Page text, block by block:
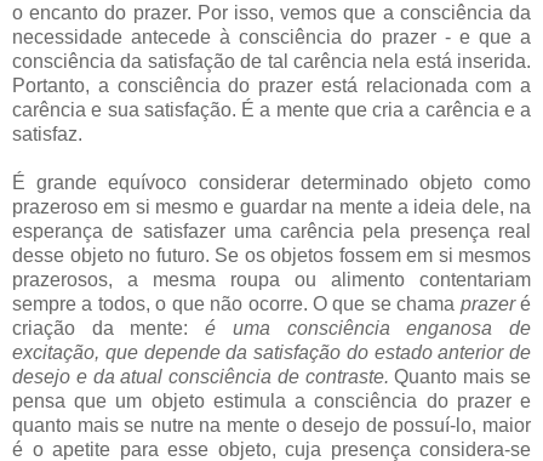
o encanto do prazer. Por isso, vemos que a consciência da
necessidade antecede à consciência do prazer - e que a
consciência da satisfação de tal carência nela está inserida.
Portanto, a consciência do prazer está relacionada com a
carência e sua satisfação. É a mente que cria a carência e a
satisfaz.
É grande equívoco considerar determinado objeto como
prazeroso em si mesmo e guardar na mente a ideia dele, na
esperança de satisfazer uma carência pela presença real
desse objeto no futuro. Se os objetos fossem em si mesmos
prazerosos, a mesma roupa ou alimento contentariam
sempre a todos, o que não ocorre. O que se chama prazeré
criação da mente:é uma consciência enganosa de
excitação, que depende da satisfação do estado anterior de
desejo e da atual consciência de contraste.Quanto mais se
pensa que um objeto estimula a consciência do prazer e
quanto mais se nutre na mente o desejo de possuí-lo, maior
é o apetite para esse objeto, cuja presença considera-se